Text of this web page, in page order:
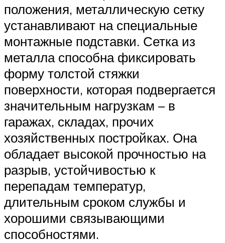
положения, металлическую сетку
устанавливают на специальные
монтажные подставки. Сетка из
металла способна фиксировать
форму толстой стяжки
поверхности, которая подвергается
значительным нагрузкам – в
гаражах, складах, прочих
хозяйственных постройках. Она
обладает высокой прочностью на
разрыв, устойчивостью к
перепадам температур,
длительным сроком службы и
хорошими связывающими
способностями.